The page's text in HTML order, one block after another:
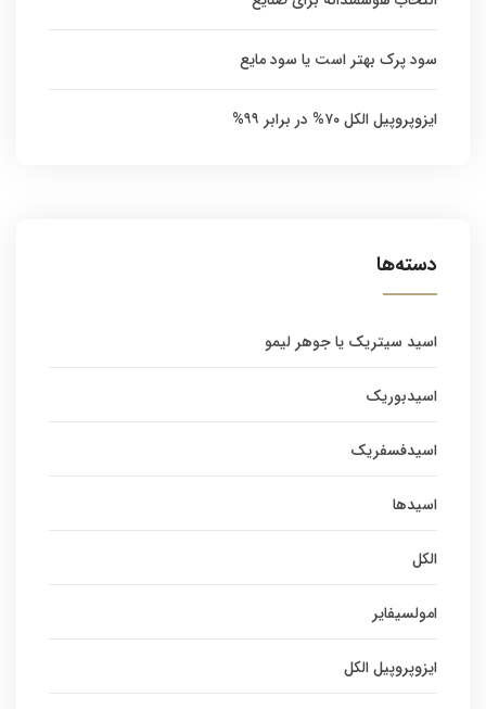
سود پرک بهتر است یا سود مایع
ایزوپروپیل الکل ۷۰% در برابر ۹۹%
دسته‌ها
اسید سیتریک یا جوهر لیمو
اسیدبوریک
اسیدفسفریک
اسیدها
الکل
امولسیفایر
ایزوپروپیل الکل